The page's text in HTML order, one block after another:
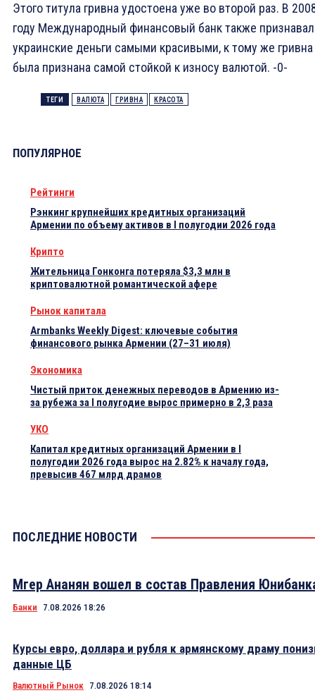
Этого титула гривна удостоена уже во второй раз. В
году Международный финансовый банк также признавал
украинские деньги самыми красивыми, к тому же гривна
была признана самой стойкой к износу валютой. -0-
ТЕГИ ВАЛЮТА ГРИВНА КРАСОТА
ПОПУЛЯРНОЕ
Рейтинги
Рэнкинг крупнейших кредитных организаций
Армении по объему активов в I полугодии 2026 года
Крипто
Жительница Гонконга потеряла $3,3 млн в
криптовалютной романтической афере
Рынок капитала
Armbanks Weekly Digest: ключевые события
финансового рынка Армении (27–31 июля)
Экономика
Чистый приток денежных переводов в Армению из-
за рубежа за I полугодие вырос примерно в 2,3 раза
УКО
Капитал кредитных организаций Армении в I
полугодии 2026 года вырос на 2.82% к началу года,
превысив 467 млрд драмов
ПОСЛЕДНИЕ НОВОСТИ
Мгер Ананян вошел в состав Правления
Банки 7.08.2026 18:26
Курсы евро, доллара и рубля к армянскому драму
данные ЦБ
Валютный Рынок 7.08.2026 18:14